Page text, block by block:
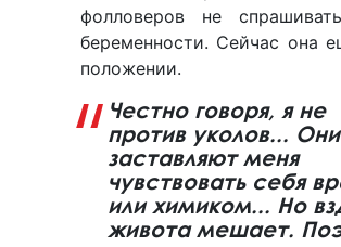
фолловеров не
беременности. Сейчас она
положении.
Честно говоря, я не
против уколов... Они
заставляют меня
чувствовать себя
или химиком... Но
живота мешает.